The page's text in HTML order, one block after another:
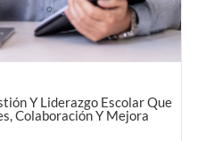
Y Liderazgo Escolar Que
Colaboración Y Mejora